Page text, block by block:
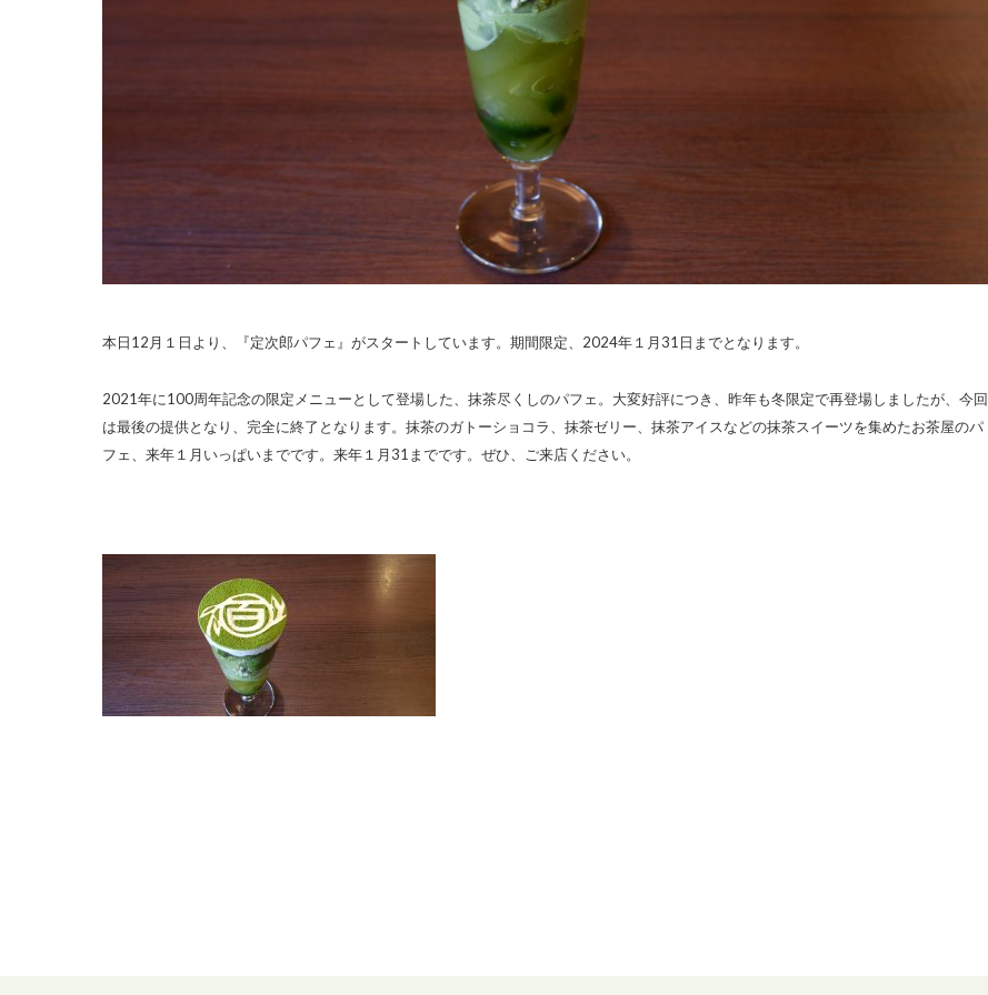
本日12月１日より、『定次郎パフェ』がスタートしています。期間限定、2024年１月31日までとなります。
2021年に100周年記念の限定メニューとして登場した、抹茶尽くしのパフェ。大変好評につき、昨年も冬限定で再登場しましたが、今回
は最後の提供となり、完全に終了となります。抹茶のガトーショコラ、抹茶ゼリー、抹茶アイスなどの抹茶スイーツを集めたお茶屋のパ
フェ、来年１月いっぱいまでです。来年１月31までです。ぜひ、ご来店ください。